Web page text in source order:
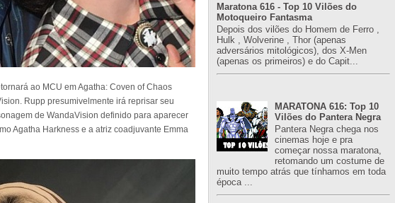
ao MCU em Agatha: Coven of Chaos
Rupp presumivelmente irá reprisar seu
de WandaVision definido para aparecer
Agatha Harkness e a atriz coadjuvante Emma
Maratona 616 - Top 10 Vilões do
Motoqueiro Fantasma
Depois dos vilões do Homem de Ferro ,
Hulk , Wolverine , Thor (apenas
adversários mitológicos), dos X-Men
(apenas os primeiros) e do Capit...
MARATONA 616: Top 10
Vilões do Pantera Negra
Pantera Negra chega nos
cinemas hoje e pra
começar nossa maratona,
retomando um costume de
muito tempo atrás que tínhamos em toda
época ...